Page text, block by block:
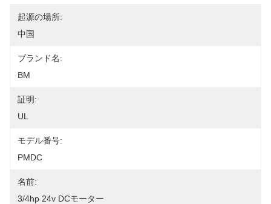
起源の場所:
中国
ブランド名:
BM
証明:
UL
モデル番号:
PMDC
名前:
3/4hp 24v DCモーター